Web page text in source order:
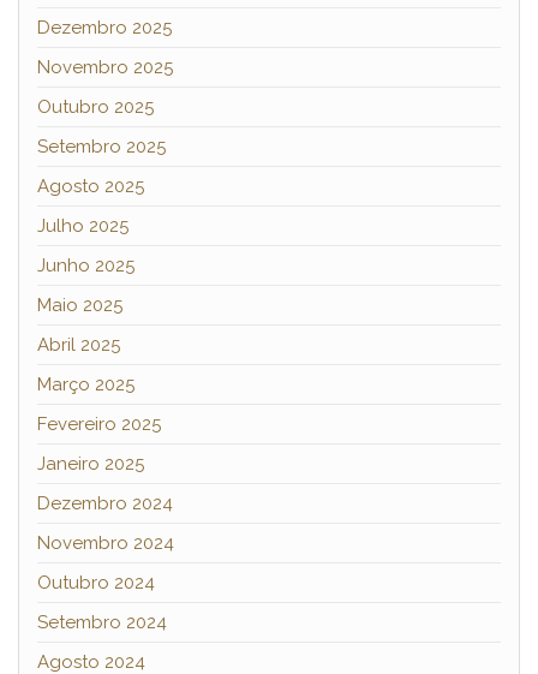
Dezembro 2025
Novembro 2025
Outubro 2025
Setembro 2025
Agosto 2025
Julho 2025
Junho 2025
Maio 2025
Abril 2025
Março 2025
Fevereiro 2025
Janeiro 2025
Dezembro 2024
Novembro 2024
Outubro 2024
Setembro 2024
Agosto 2024